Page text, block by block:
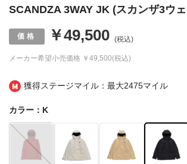
獲得ステージマイル：最大2475マイル
SCANDZA 3WAY JK (スカンザ3ウ
メーカー希望小売価格 ￥49,500(税込)
￥49,500 (税込)
カラー：K